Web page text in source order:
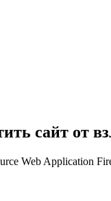
сайт от
Web Application